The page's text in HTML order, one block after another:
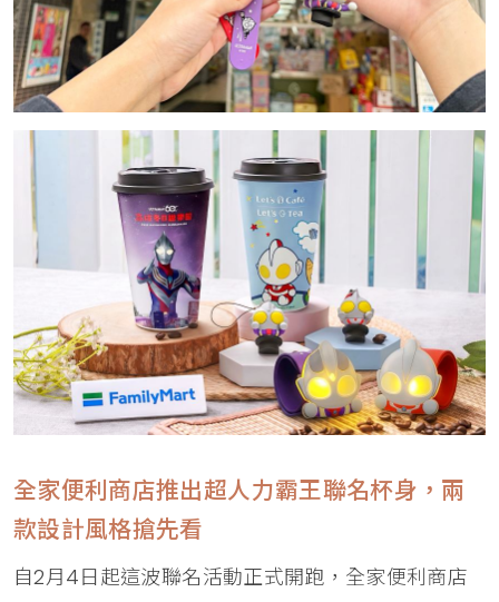
全家便利商店推出超人力霸王聯名杯身，兩
款設計風格搶先看
自2月4日起這波聯名活動正式開跑，全家便利商店